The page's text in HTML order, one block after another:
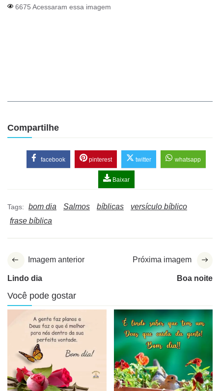
6675 Acessaram essa imagem
Compartilhe
facebook pinterest twitter whatsapp
Baixar
Tags: bom dia Salmos bíblicas
versículo bíblico
frase bíblica
Imagem anterior
Lindo dia
Próxima imagem
Boa noite
Você pode gostar